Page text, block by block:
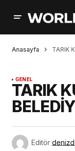
Anasayfa TARIK
GENEL
TARIK
Editör